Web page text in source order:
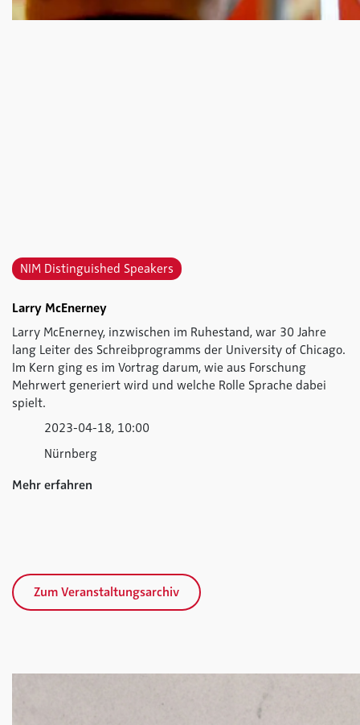
NIM Distinguished Speakers
Larry McEnerney
Larry McEnerney, inzwischen im Ruhestand, war 30 Jahre
lang Leiter des Schreibprogramms der University of Chicago.
Im Kern ging es im Vortrag darum, wie aus Forschung
Mehrwert generiert wird und welche Rolle Sprache dabei
spielt.
2023-04-18, 10:00
Nürnberg
Mehr erfahren
Zum Veranstaltungsarchiv